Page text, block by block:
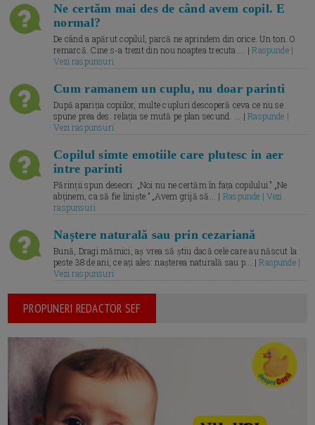
Ne certăm mai des de când avem copil. E
normal?
De când a apărut copilul, parcă ne aprindem din orice. Un ton. O
remarcă. Cine s-a trezit din nou noaptea trecuta.... |Raspunde |
Vezi raspunsuri
Cum ramanem un cuplu, nu doar parinti
După apariția copiilor, multe cupluri descoperă ceva ce nu se
spune prea des: relația se mută pe plan secund. ... |Raspunde |
Vezi raspunsuri
Copilul simte emotiile care plutesc in aer
intre parinti
Părinții spun deseori: „Noi nu ne certăm în fața copilului.” „Ne
abținem, ca să fie liniște.” „Avem grijă să... | Raspunde | Vezi
raspunsuri
Naștere naturală sau prin cezariană
Bună, Dragi mămici, aș vrea să știu dacă cele care au născut la
peste 38 de ani, ce ați ales: nașterea naturală sau p... |Raspunde |
Vezi raspunsuri
PROPUNERI REDACTOR SEF